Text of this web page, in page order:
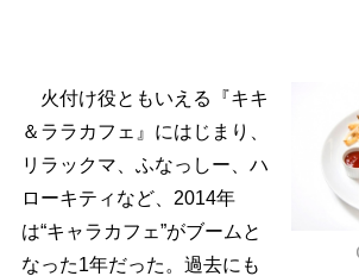
火付け役ともいえる『キキ
＆ララカフェ』にはじまり、
リラックマ、ふなっしー、ハ
ローキティなど、2014年
は“キャラカフェ”がブームと
なった1年だった。過去にも